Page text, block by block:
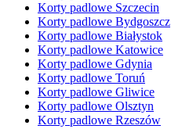
Korty padlowe Szczecin
Korty padlowe Bydgoszcz
Korty padlowe Białystok
Korty padlowe Katowice
Korty padlowe Gdynia
Korty padlowe Toruń
Korty padlowe Gliwice
Korty padlowe Olsztyn
Korty padlowe Rzeszów